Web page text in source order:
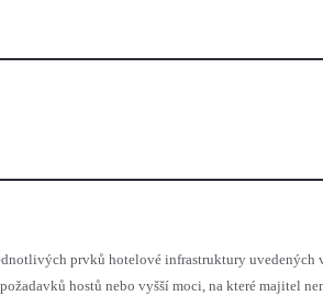
prvků hotelové infrastruktury uvedených
hostů nebo vyšší moci, na které majitel